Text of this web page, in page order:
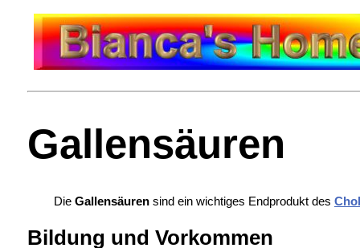
Gallensäuren
Die Gallensäurensind ein wichtiges Endprodukt des
Bildung und Vorkommen